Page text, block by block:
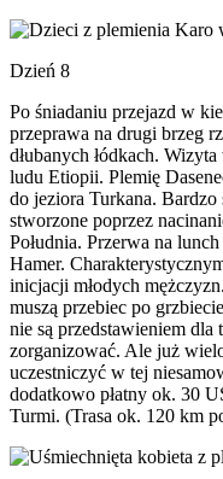
Dzień 8
Po śniadaniu przejazd w
przeprawa na drugi brzeg
dłubanych łódkach.
ludu Etiopii. Plemię
do jeziora Turkana.
stworzone poprzez
Południa. Przerwa na
Hamer.
inicjacji młodych
muszą przebiec po
nie są przedstawieniem
zorganizować. Ale już
uczestniczyć w tej
dodatkowo płatny ok. 30
Turmi. (Trasa ok. 120 km